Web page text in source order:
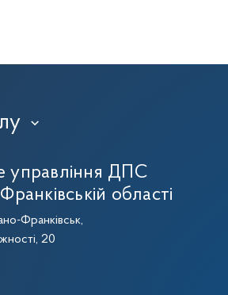
›
управління ДПС
області
Франківськ,
20